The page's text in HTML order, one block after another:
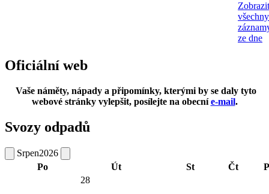
Zobrazit
všechny
ze dne
Oficiální web
Vaše náměty, nápady a připomínky, kterými by se daly tyto
webové stránky vylepšit, posílejte na obecníe-mail.
Svozy odpadů
Srpen2026
Po
Út St Čt
28